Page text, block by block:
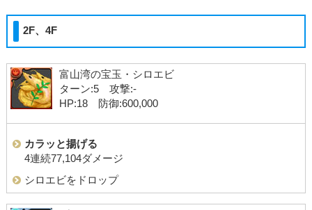
2F、4F
富山湾の宝玉・シロエビ
ターン:5 攻撃:-
HP:18 防御:600,000
カラッと揚げる
4連続77,104ダメージ
シロエビをドロップ